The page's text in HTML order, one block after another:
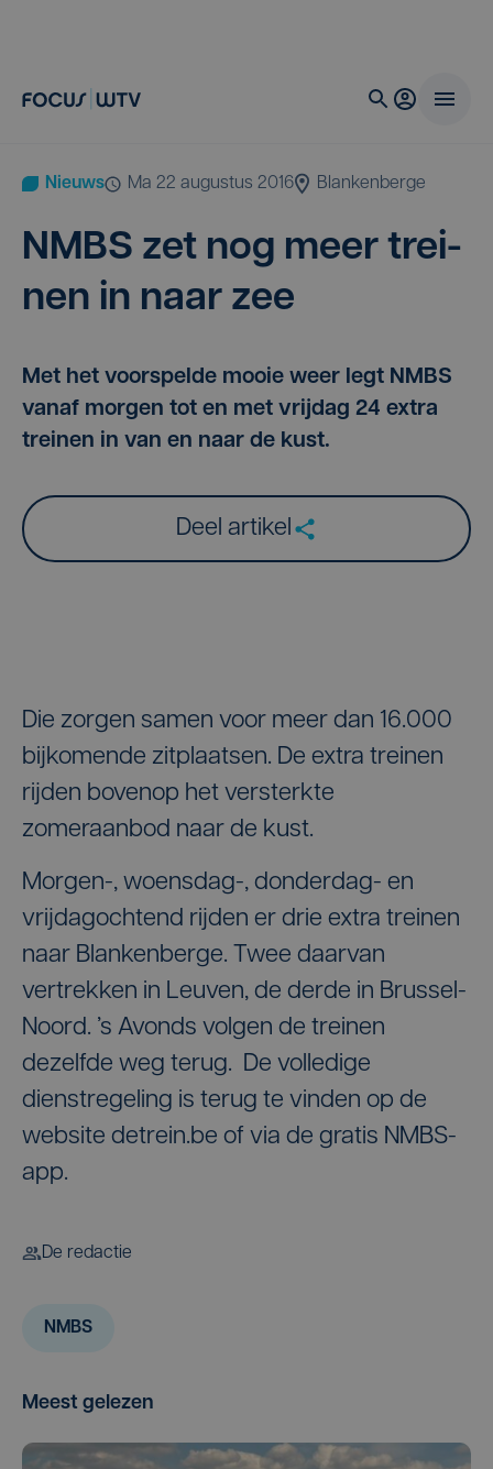
Nieuws ma 22 augustus 2016 Blankenberge
NMBS zet nog meer trei­
nen in naar zee
Met het voorspelde mooie weer legt NMBS
vanaf morgen tot en met vrijdag 24 extra
treinen in van en naar de kust.
Deel artikel
Die zorgen samen voor meer dan 16.000
bijkomende zitplaatsen. De extra treinen
rijden bovenop het versterkte
zomeraanbod naar de kust.
Morgen-, woensdag-, donderdag- en
vrijdagochtend rijden er drie extra treinen
naar Blankenberge. Twee daarvan
vertrekken in Leuven, de derde in Brussel-
Noord. ’s Avonds volgen de treinen
dezelfde weg terug. De volledige
dienstregeling is terug te vinden op de
website detrein.be of via de gratis NMBS-
app.
De redactie
NMBS
Meest gelezen